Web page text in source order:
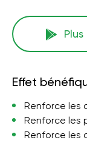
Effet
Renforce les
Renforce les
Renforce les